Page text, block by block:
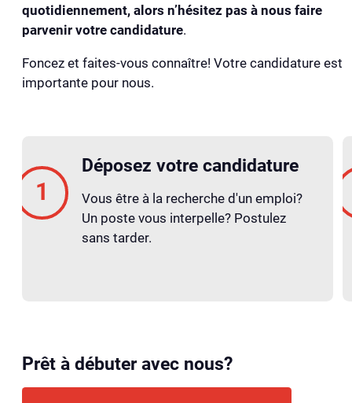
quotidiennement, alors n’hésitez pas à nous faire
parvenir votre candidature.
Foncez et faites-vous connaître! Votre candidature est
importante pour nous.
Déposez votre candidature
Vous être à la recherche d'un emploi?
Un poste vous interpelle? Postulez
sans tarder.
Prêt à débuter avec nous?